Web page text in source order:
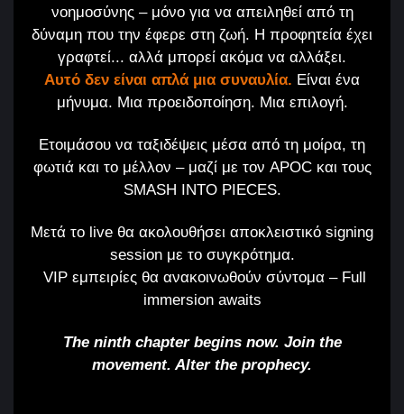
νοημοσύνης – μόνο για να απειληθεί από τη
δύναμη που την έφερε στη ζωή. Η προφητεία έχει
γραφτεί... αλλά μπορεί ακόμα να αλλάξει.
Αυτό δεν είναι απλά μια συναυλία. Είναι ένα
μήνυμα. Μια προειδοποίηση. Μια επιλογή.
Ετοιμάσου να ταξιδέψεις μέσα από τη μοίρα, τη
φωτιά και το μέλλον – μαζί με τον APOC και τους
SMASH INTO PIECES.
Μετά το live θα ακολουθήσει αποκλειστικό signing
session με το συγκρότημα.
VIP εμπειρίες θα ανακοινωθούν σύντομα – Full
immersion awaits
The ninth chapter begins now. Join the
movement. Alter the prophecy.